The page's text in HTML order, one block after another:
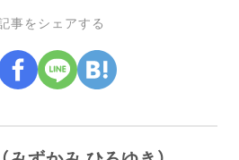
事をシェアする